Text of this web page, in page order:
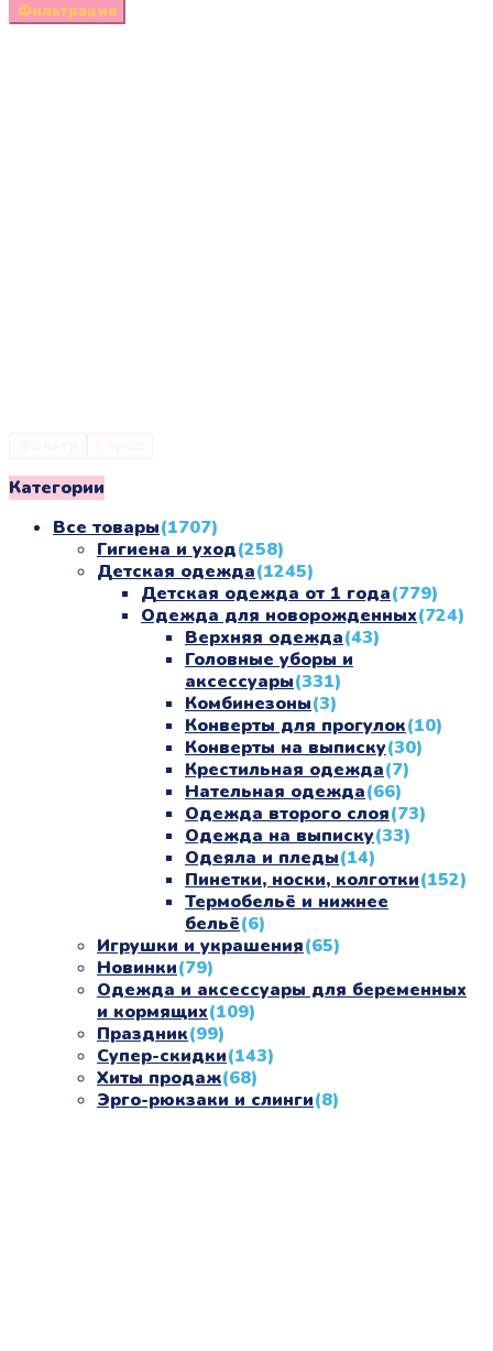
Фильтрация
Категории
Все товары(1707)
Гигиена и уход(258)
Детская одежда(1245)
Детская одежда от 1 года(779)
Одежда для новорожденных(724)
Верхняя одежда(43)
Головные уборы и
аксессуары(331)
Комбинезоны(3)
Конверты для прогулок(10)
Конверты на выписку(30)
Крестильная одежда(7)
Нательная одежда(66)
Одежда второго слоя(73)
Одежда на выписку(33)
Одеяла и пледы(14)
Пинетки, носки, колготки(152)
Термобельё и нижнее
бельё(6)
Игрушки и украшения(65)
Новинки(79)
Одежда и аксессуары для беременных
и кормящих(109)
Праздник(99)
Супер-скидки(143)
Хиты продаж(68)
Эрго-рюкзаки и слинги(8)